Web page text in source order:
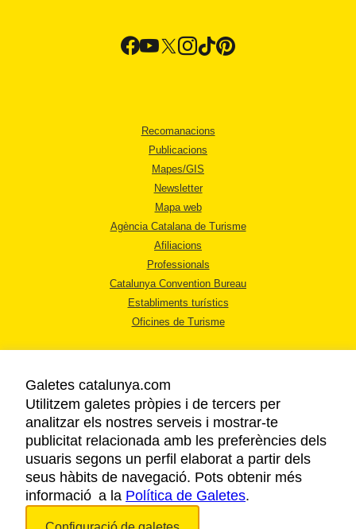
Recomanacions
Publicacions
Mapes/GIS
Newsletter
Mapa web
Agència Catalana de Turisme
Afiliacions
Professionals
Catalunya Convention Bureau
Establiments turístics
Oficines de Turisme
AVÍS LEGAL
POLÍTICA DE PRIVACITAT
COOKIES
ACCESSIBILITAT
Galetes catalunya.com
Utilitzem galetes pròpies i de tercers per
analitzar els nostres serveis i mostrar-te
publicitat relacionada amb les preferències dels
usuaris segons un perfil elaborat a partir dels
seus hàbits de navegació. Pots obtenir més
informació a la Política de Galetes.